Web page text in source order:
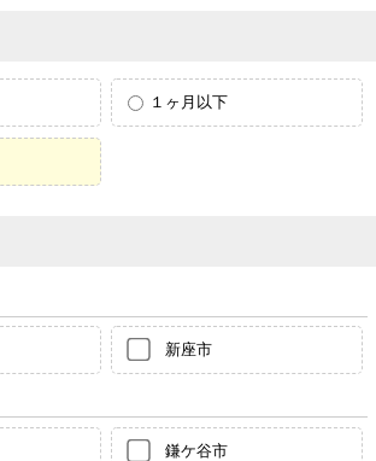
１ヶ月以下
新座市
鎌ケ谷市